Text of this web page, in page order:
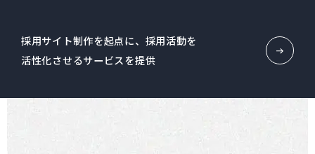
採用サイト制作を起点に、採用活動を
活性化させるサービスを提供